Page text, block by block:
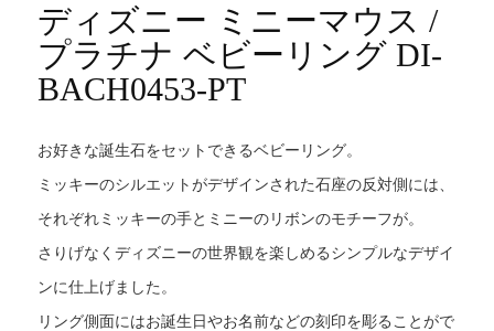
ディズニー ミニーマウス /
プラチナ ベビーリング DI-
BACH0453-PT
お好きな誕生石をセットできるベビーリング。
ミッキーのシルエットがデザインされた石座の反対側には、
それぞれミッキーの手とミニーのリボンのモチーフが。
さりげなくディズニーの世界観を楽しめるシンプルなデザイ
ンに仕上げました。
リング側面にはお誕生日やお名前などの刻印を彫ることがで